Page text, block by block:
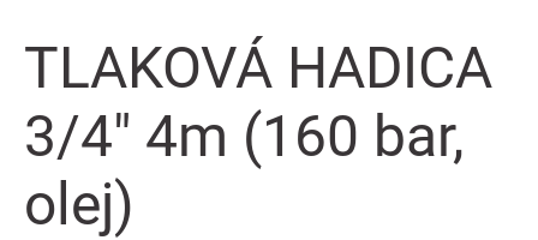
TLAKOVÁ HADICA
3/4" 4m (160 bar,
olej)